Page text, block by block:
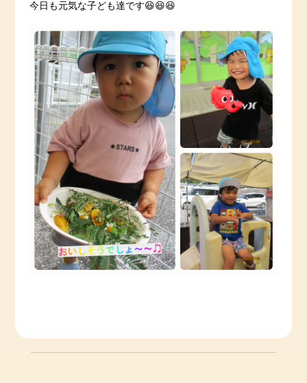
今日も元気な子ども達です😆😆😆